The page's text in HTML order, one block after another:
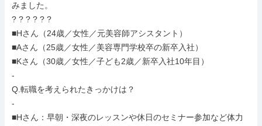
みました。
? ? ? ? ? ?
■Hさん（24歳／女性／元美容師アシスタント）
■Aさん（25歳／女性／美容専門学校卒の新卒入社）
■Kさん（30歳／女性／子ども2歳／新卒入社10年目）
-
Q.転職を考えられたきっかけは？
-
■Hさん：早朝・深夜のレッスンや休日のセミナー参加など体力